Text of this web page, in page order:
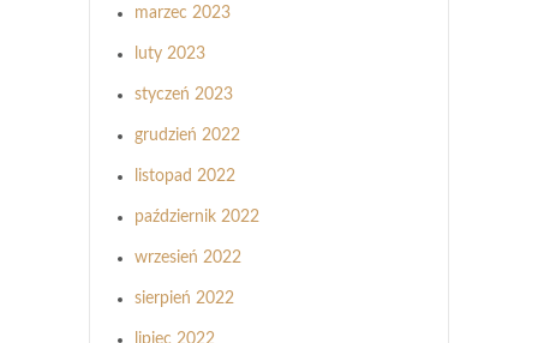
marzec 2023
luty 2023
styczeń 2023
grudzień 2022
listopad 2022
październik 2022
wrzesień 2022
sierpień 2022
lipiec 2022